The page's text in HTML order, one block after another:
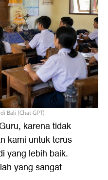
Bali (Chat GPT)
karena tidak
kami untuk terus
yang lebih baik.
yang sangat